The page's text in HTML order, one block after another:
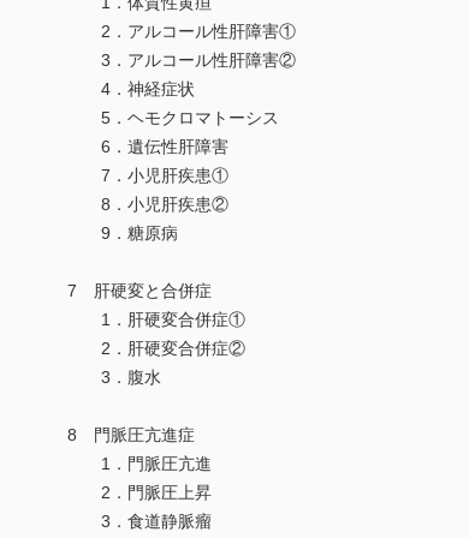
2．アルコール性肝障害①
3．アルコール性肝障害②
4．神経症状
5．ヘモクロマトーシス
6．遺伝性肝障害
7．小児肝疾患①
8．小児肝疾患②
9．糖原病
7 肝硬変と合併症
1．肝硬変合併症①
2．肝硬変合併症②
3．腹水
8 門脈圧亢進症
1．門脈圧亢進
2．門脈圧上昇
3．食道静脈瘤